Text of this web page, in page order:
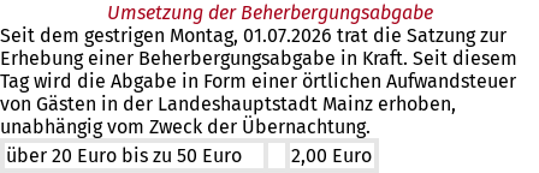
Umsetzung der Beherbergungsabgabe
Seit dem gestrigen Montag, 01.07.2026 trat die Satzung zur
Erhebung einer Beherbergungsabgabe in Kraft. Seit diesem
Tag wird die Abgabe in Form einer örtlichen Aufwandsteuer
von Gästen in der Landeshauptstadt Mainz erhoben,
unabhängig vom Zweck der Übernachtung.
über 20 Euro bis zu 50 Euro
2,00 Euro